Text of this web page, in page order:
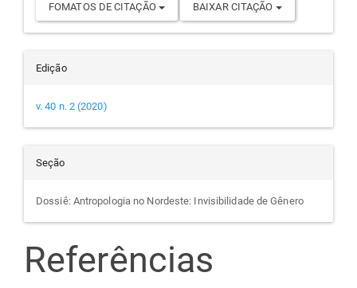
FOMATOS DE CITAÇÃO BAIXAR CITAÇÃO
Edição
v. 40 n. 2 (2020)
Seção
Dossiê: Antropologia no Nordeste: Invisibilidade de Gênero
Referências